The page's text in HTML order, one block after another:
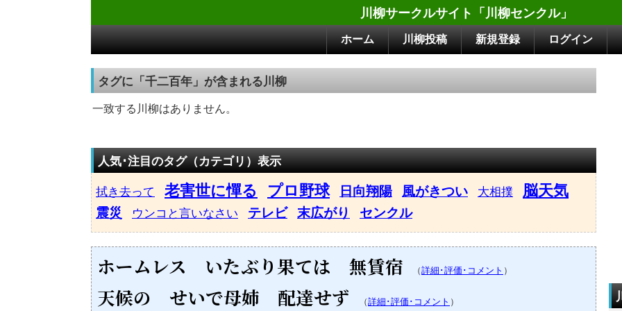
川柳サークルサイト「川柳センクル」
ホーム 川柳投稿 新規登録 ログイン
タグに「千二百年」が含まれる川柳
一致する川柳はありません。
人気･注目のタグ（カテゴリ）表示
拭き去って 老害世に憚る プロ野球 日向翔陽 風がきつい 大相撲 脳天気
震災 ウンコと言いなさい テレビ 末広がり センクル
ホームレス いたぶり果ては 無賃宿 （詳細･評価･コメント ）
天候の せいで母姉 配達せず （詳細･評価･コメント ）